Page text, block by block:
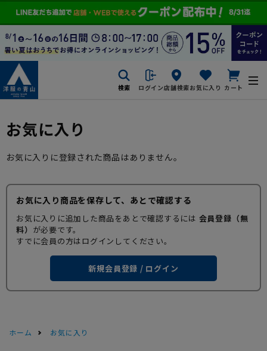
検索 ログイン店舗検索お気に入り カート
お気に入り
お気に入りに登録された商品はありません。
お気に入り商品を保存して、あとで確認する
お気に入りに追加した商品をあとで確認するには 会員登録（無
料） が必要です。
すでに会員の方はログインしてください。
新規会員登録 / ログイン
ホーム お気に入り